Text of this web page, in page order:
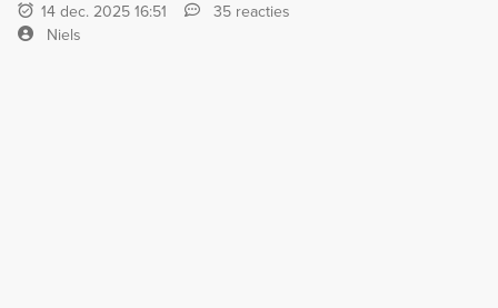
14 dec. 2025 16:51
35 reacties
Niels